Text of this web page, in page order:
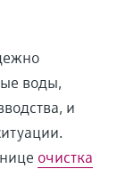
воды,
и
очистка